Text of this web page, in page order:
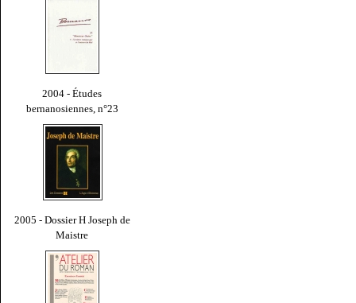
2004 - Études
bernanosiennes, n°23
2005 - Dossier H Joseph de
Maistre